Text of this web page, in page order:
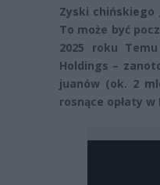
Zyski chińskiego
To może być
2025 roku
Holdings –
juanów (ok. 2
rosnące opłaty w